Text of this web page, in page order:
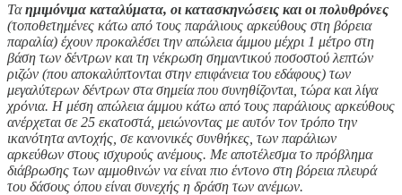
Ταημιμόνιμα καταλύματα, οι κατασκηνώσεις και οι πολυθρόνες
(τοποθετημένες κάτω από τους παράλιους αρκεύθους στη βόρεια
παραλία) έχουν προκαλέσει την απώλεια άμμου μέχρι 1 μέτρο στη
βάση των δέντρων και τη νέκρωση σημαντικού ποσοστού λεπτών
ριζών (που αποκαλύπτονται στην επιφάνεια του εδάφους) των
μεγαλύτερων δέντρων στα σημεία που συνηθίζονται, τώρα και λίγα
χρόνια. Η μέση απώλεια άμμου κάτω από τους παράλιους αρκεύθους
ανέρχεται σε 25 εκατοστά, μειώνοντας με αυτόν τον τρόπο την
ικανότητα αντοχής, σε κανονικές συνθήκες, των παράλιων
αρκεύθων στους ισχυρούς ανέμους. Με αποτέλεσμα το πρόβλημα
διάβρωσης των αμμοθινών να είναι πιο έντονο στη βόρεια πλευρά
του δάσους όπου είναι συνεχής η δράση των ανέμων.